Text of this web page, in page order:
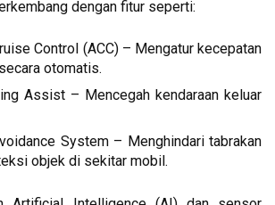
dengan fitur seperti:
Control (ACC) – Mengatur kecepatan
otomatis.
Assist – Mencegah kendaraan keluar
System – Menghindari tabrakan
objek di sekitar mobil.